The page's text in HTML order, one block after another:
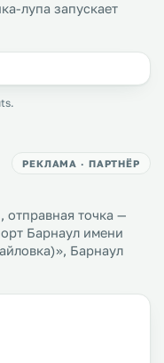
лупа запускает
РЕКЛАМА · ПАРТНЁР
точка —
Барнаул имени
Барнаул